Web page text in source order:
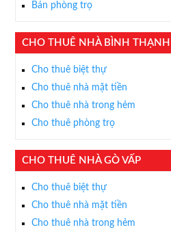
Bán phòng trọ
CHO THUÊ NHÀ BÌNH THẠNH
Cho thuê biệt thự
Cho thuê nhà mặt tiền
Cho thuê nhà trong hẻm
Cho thuê phòng trọ
CHO THUÊ NHÀ GÒ VẤP
Cho thuê biệt thự
Cho thuê nhà mặt tiền
Cho thuê nhà trong hẻm